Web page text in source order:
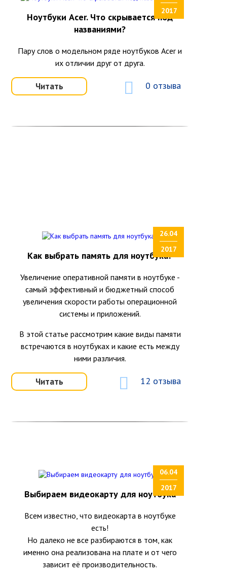
2017
Ноутбуки Acer. Что скрывается под
названиями?
Пару слов о модельном ряде ноутбуков Acer и
их отличии друг от друга.
Читать 0 отзыва
26.04
2017
Как выбрать память для ноутбука?
Увеличение оперативной памяти в ноутбуке -
самый эффективный и бюджетный способ
увеличения скорости работы операционной
системы и приложений.
В этой статье рассмотрим какие виды памяти
встречаются в ноутбуках и какие есть между
ними различия.
Читать 12 отзыва
06.04
2017
Выбираем видеокарту для ноутбука
Всем известно, что видеокарта в ноутбуке
есть!
Но далеко не все разбираются в том, как
именно она реализована на плате и от чего
зависит её производительность.